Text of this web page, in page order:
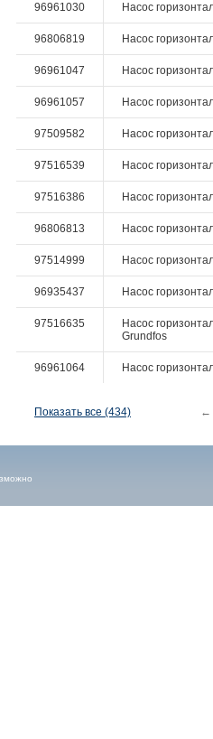
96961030 Насос
96806819 Насос
96961047 Насос
96961057 Насос
97509582 Насос
97516539 Насос
97516386 Насос
96806813 Насос
97514999 Насос
96935437 Насос
97516635
Насос
Grundfos
96961064 Насос
Показать все (434) ←